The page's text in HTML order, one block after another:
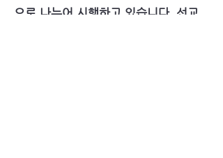
으로 나누어 시행하고 있습니다. 선교